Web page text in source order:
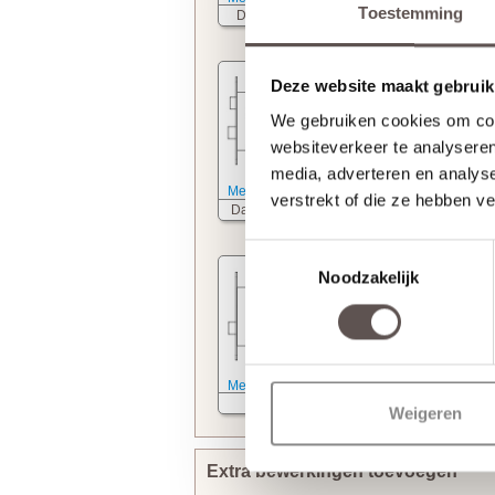
Toestemming
Deze website maakt
We gebruiken cookies om
websiteverkeer te
media, adverteren en
verstrekt of die ze hebben
Toestemmingsselectie
Noodzakelijk
Weigeren
Deurkrukslot
WC slot
Meer informatie
Dag- nachtslot
Meer informatie
Cilinderslot
Meer informatie
Extra bewerkingen toevoegen